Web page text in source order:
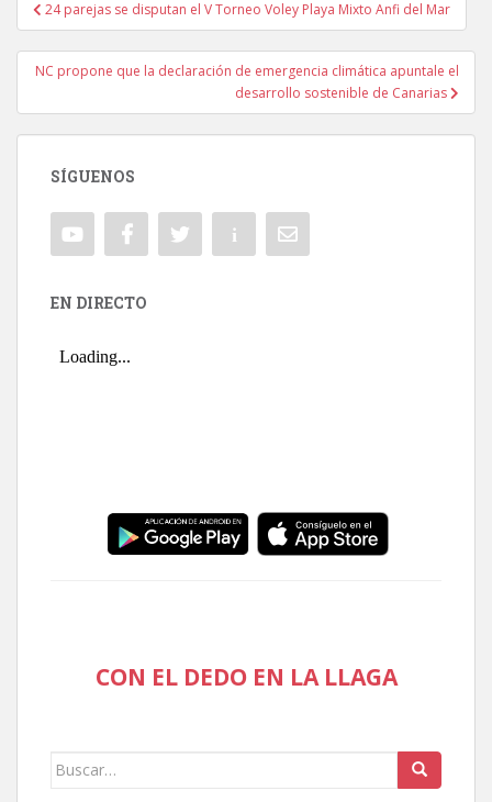
Navegación de entradas
24 parejas se disputan el V Torneo Voley Playa Mixto Anfi del Mar
NC propone que la declaración de emergencia climática apuntale el
desarrollo sostenible de Canarias
SÍGUENOS
EN DIRECTO
CON EL DEDO EN LA LLAGA
Buscar: